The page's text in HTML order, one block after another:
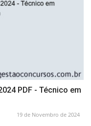
PDF - Técnico em
19 de Novembro de 2024